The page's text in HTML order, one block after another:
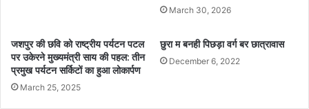
March 30, 2026
जशपुर की छवि को राष्ट्रीय पर्यटन पटल
पर उकेरने मुख्यमंत्री साय की पहल: तीन
प्रमुख पर्यटन सर्किटों का हुआ लोकार्पण
March 25, 2025
छुरा म बनही पिछड़ा वर्ग बर छात्रावास
December 6, 2022